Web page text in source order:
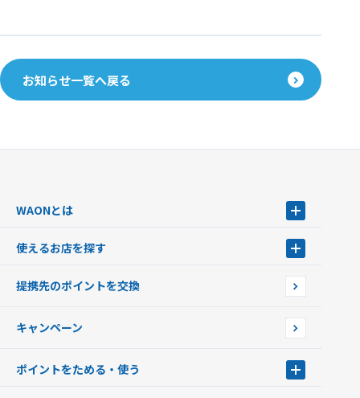
お知らせ一覧へ戻る
WAONとは
WAONを申込む
インターネット上でのお買い物について（ネット決済）
使えるお店を探す
店舗検索
イオン銀行ATM設置場所
提携先のポイントを交換
キャンペーン
ポイントをためる・使う